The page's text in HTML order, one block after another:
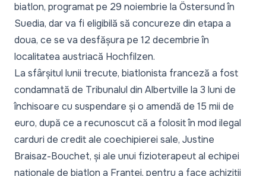
biatlon, programat pe 29 noiembrie la Östersund în
Suedia, dar va fi eligibilă să concureze din etapa a
doua, ce se va desfășura pe 12 decembrie în
localitatea austriacă Hochfilzen.
La sfârșitul lunii trecute, biatlonista franceză a fost
condamnată de Tribunalul din Albertville la 3 luni de
închisoare cu suspendare și o amendă de 15 mii de
euro, după ce a recunoscut că a folosit în mod ilegal
carduri de credit ale coechipierei sale, Justine
Braisaz-Bouchet, și ale unui fizioterapeut al echipei
naționale de biatlon a Franței, pentru a face achiziții